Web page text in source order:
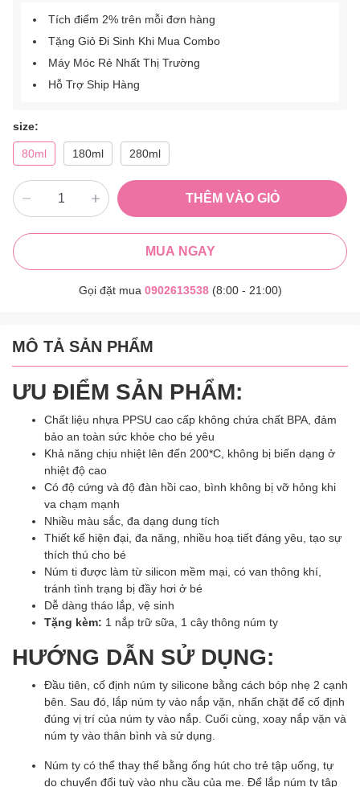
Tích điểm 2% trên mỗi đơn hàng
Tặng Giỏ Đi Sinh Khi Mua Combo
Máy Móc Rẻ Nhất Thị Trường
Hỗ Trợ Ship Hàng
size:
80ml 180ml 280ml
THÊM VÀO GIỎ
MUA NGAY
Gọi đặt mua 0902613538(8:00 - 21:00)
MÔ TẢ SẢN PHẨM
ƯU ĐIỂM SẢN PHẨM:
Chất liệu nhựa PPSU cao cấp không chứa chất BPA, đảm
bảo an toàn sức khỏe cho bé yêu
Khả năng chịu nhiệt lên đến 200*C, không bị biến dạng ở
nhiệt độ cao
Có độ cứng và độ đàn hồi cao, bình không bị vỡ hỏng khi
va chạm mạnh
Nhiều màu sắc, đa dạng dung tích
Thiết kế hiện đại, đa năng, nhiều hoạ tiết đáng yêu, tạo sự
thích thú cho bé
Núm ti được làm từ silicon mềm mại, có van thông khí,
tránh tình trạng bị đầy hơi ở bé
Dễ dàng tháo lắp, vệ sinh
Tặng kèm: 1 nắp trữ sữa, 1 cây thông núm ty
HƯỚNG DẪN SỬ DỤNG:
Đầu tiên, cố định núm ty silicone bằng cách bóp nhẹ 2 cạnh
bên. Sau đó, lắp núm ty vào nắp vặn, nhấn chặt để cố định
đúng vị trí của núm ty vào nắp. Cuối cùng, xoay nắp vặn và
núm ty vào thân bình và sử dụng.
Núm ty có thể thay thế bằng ống hút cho trẻ tập uống, tự
do chuyển đổi tuỳ vào nhu cầu của mẹ. Để lắp núm ty tập